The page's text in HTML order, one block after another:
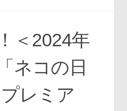
＜2024年
ネコの日
レミア